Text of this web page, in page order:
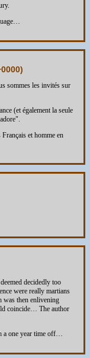
)
sommes les invités sur
(et également la seule
et homme en
decidedly too
were really martians
was then enlivening
coincide… The author
a one year time off…